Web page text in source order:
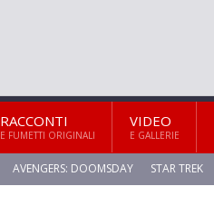
RACCONTI
E FUMETTI ORIGINALI
VIDEO
E GALLERIE
AVENGERS: DOOMSDAY STAR TREK